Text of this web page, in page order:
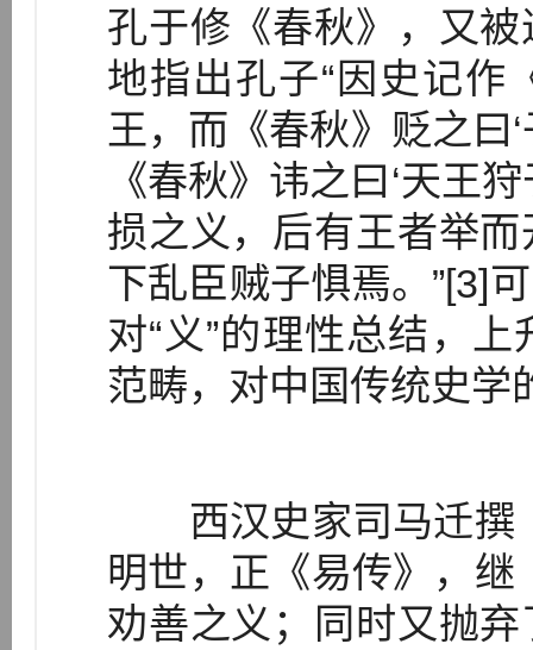
孔于修《春秋》，又
地指出孔子“因史记
王，而《春秋》贬之曰
《春秋》讳之曰‘天王
损之义，后有王者举
下乱臣贼子惧焉。”[3]
对“义”的理性总结，
范畴，对中国传统史学
西汉史家司马迁撰
明世，正《易传》，继
劝善之义；同时又抛